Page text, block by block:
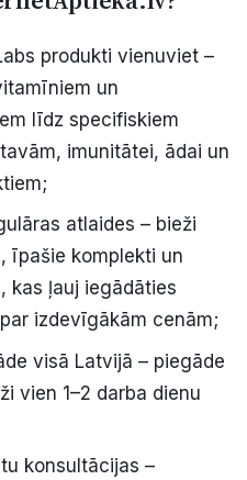
produkti vienuviet –
un
līdz specifiskiem
imunitātei, ādai un
atlaides – bieži
īpašie komplekti un
kas ļauj iegādāties
izdevīgākām cenām;
visā Latvijā – piegāde
vien 1–2 darba dienu
konsultācijas –